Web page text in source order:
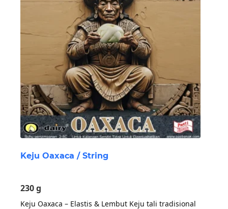
Keju Oaxaca / String
230 g
Keju Oaxaca – Elastis & Lembut Keju tali tradisional